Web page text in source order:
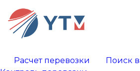
Расчет перевозки
Поиск